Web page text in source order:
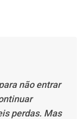
não entrar
perdas. Mas